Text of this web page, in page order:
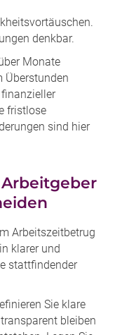
denkbar.
Monate
Überstunden
fristlose
sind hier
Arbeitszeitbetrug
klarer und
stattfindender
Sie klare
bleiben